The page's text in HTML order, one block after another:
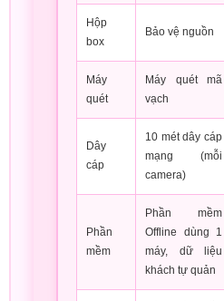
Hộp
box
Bảo vệ nguồn
Máy
quét
Máy quét mã
vạch
Dây
cáp
10 mét dây cáp
mạng (mỗi
camera)
Phần
mềm
Phần mềm
Offline dùng 1
máy, dữ liệu
khách tự quản